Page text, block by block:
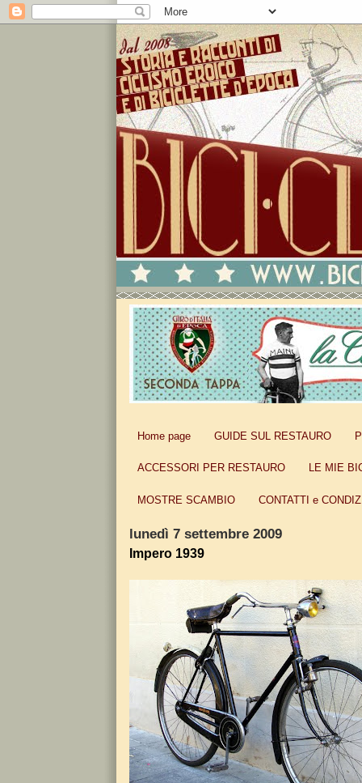
Home page GUIDE SUL RESTAURO
ACCESSORI PER RESTAURO LE MIE
MOSTRE SCAMBIO CONTATTI e
lunedì 7 settembre 2009
Impero 1939